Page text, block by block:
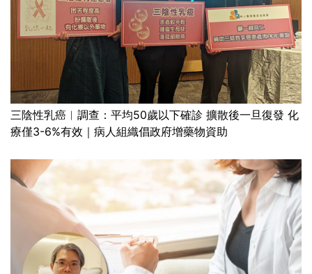
三陰性乳癌︱調查：平均50歲以下確診 擴散後一旦復發 化
療僅3-6%有效｜病人組織倡政府增藥物資助